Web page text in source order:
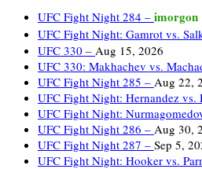
UFC Fight Night 284 – imorgon
UFC Fight Night: Gamrot vs.
UFC 330 – Aug 15, 2026
UFC 330: Makhachev vs.
UFC Fight Night 285 – Aug 22,
UFC Fight Night: Hernandez vs.
UFC Fight Night:
UFC Fight Night 286 – Aug 30,
UFC Fight Night 287 – Sep 5,
UFC Fight Night: Hooker vs.